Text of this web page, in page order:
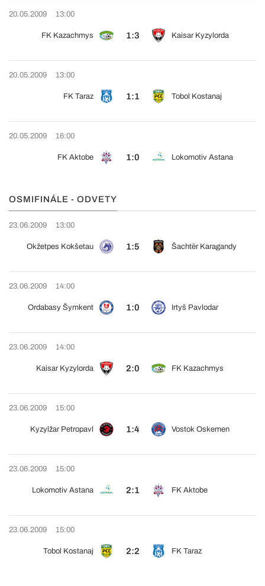
20.05.2009 13:00
FK Kazachmys 1:3 Kaisar Kyzylorda
20.05.2009 13:00
FK Taraz 1:1 Tobol Kostanaj
20.05.2009 16:00
FK Aktobe 1:0 Lokomotiv Astana
OSMIFINÁLE - ODVETY
23.06.2009 13:00
Okžetpes Kokšetau 1:5 Šachtër Karagandy
23.06.2009 14:00
Ordabasy Šymkent 1:0 Irtyš Pavlodar
23.06.2009 14:00
Kaisar Kyzylorda 2:0 FK Kazachmys
23.06.2009 15:00
Kyzylžar Petropavl 1:4 Vostok Oskemen
23.06.2009 15:00
Lokomotiv Astana 2:1 FK Aktobe
23.06.2009 15:00
Tobol Kostanaj 2:2 FK Taraz